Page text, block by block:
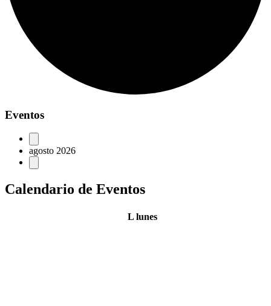
Eventos
agosto 2026
Calendario de Eventos
L lunes